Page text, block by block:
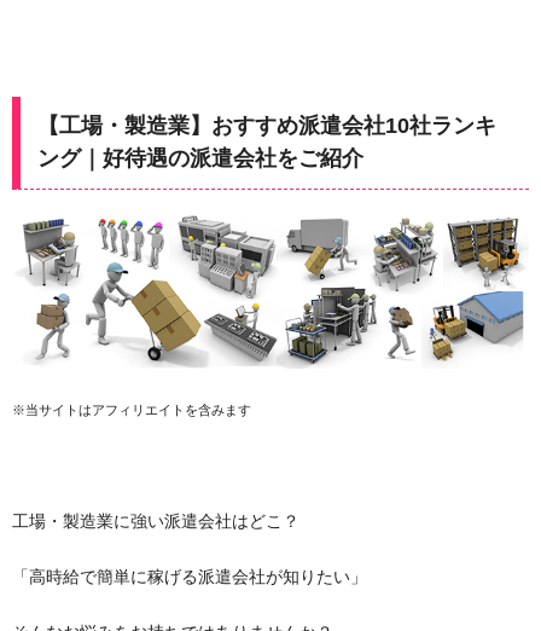
【工場・製造業】おすすめ派遣会社10社ランキ
ング｜好待遇の派遣会社をご紹介
※当サイトはアフィリエイトを含みます
工場・製造業に強い派遣会社はどこ？
「高時給で簡単に稼げる派遣会社が知りたい」